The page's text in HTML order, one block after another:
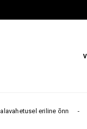
õnn 6. august